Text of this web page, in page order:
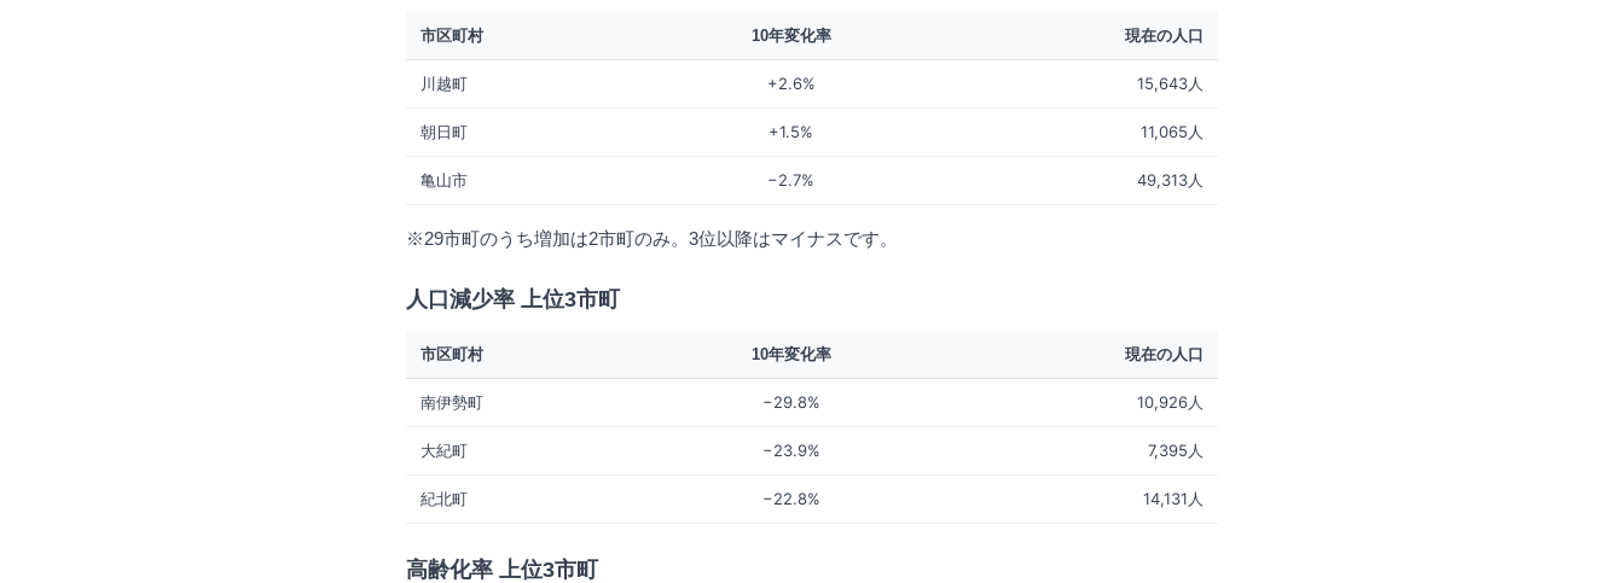
市区町村 10年変化率 現在の人口
川越町 +2.6% 15,643人
朝日町 +1.5% 11,065人
亀山市 −2.7% 49,313人
※29市町のうち増加は2市町のみ。3位以降はマイナスです。
人口減少率 上位3市町
市区町村 10年変化率 現在の人口
南伊勢町 −29.8% 10,926人
大紀町 −23.9% 7,395人
紀北町 −22.8% 14,131人
高齢化率 上位3市町